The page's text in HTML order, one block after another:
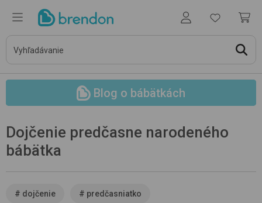
Blog o bábätkách
Dojčenie predčasne narodeného
bábätka
# dojčenie # predčasniatko